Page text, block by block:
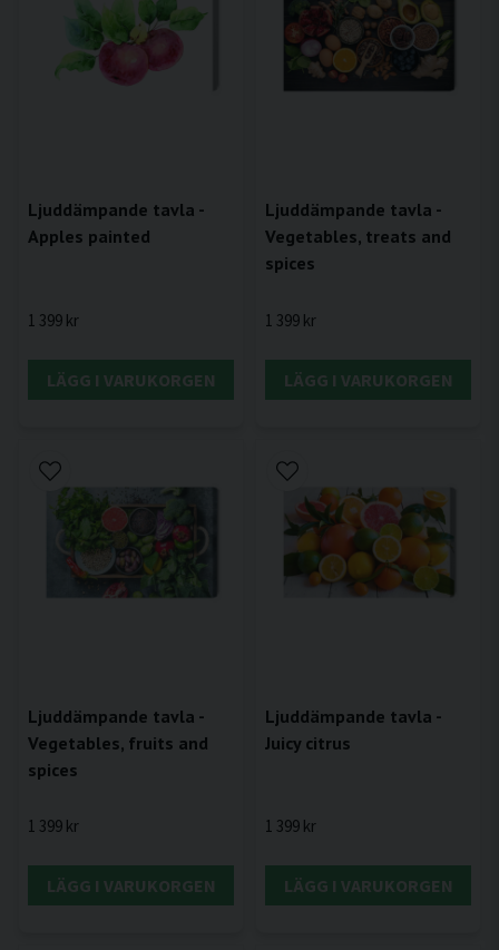
Ljuddämpande tavla -
Apples painted
1 399 kr
LÄGG I VARUKORGEN
Ljuddämpande tavla -
Vegetables, treats and
spices
1 399 kr
LÄGG I VARUKORGEN
Ljuddämpande tavla -
Vegetables, fruits and
spices
1 399 kr
LÄGG I VARUKORGEN
Ljuddämpande tavla -
Juicy citrus
1 399 kr
LÄGG I VARUKORGEN